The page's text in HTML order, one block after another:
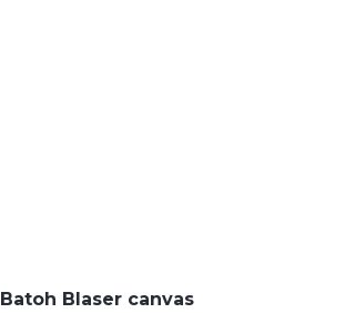
Batoh Blaser canvas